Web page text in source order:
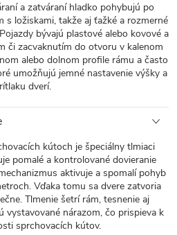
a zatváraní hladko pohybujú po
s ložiskami, takže aj ťažké a rozmerné
bývajú plastové alebo kovové a
či zacvaknutím do otvoru v kalenom
alebo dolnom profile rámu a často
umožňujú jemné nastavenie výšky a
dverí.
kútoch je špeciálny tlmiaci
pomalé a kontrolované dovieranie
aktivuje a spomalí pohyb
Vďaka tomu sa dvere zatvoria
Tlmenie šetrí rám, tesnenie aj
vystavované nárazom, čo prispieva k
sprchovacích kútov.